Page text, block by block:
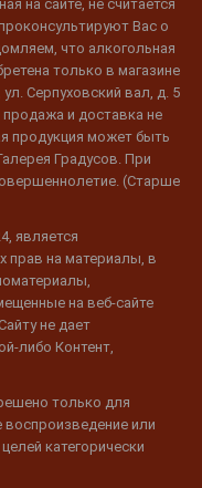
на сайте, не считается
Вас о
что алкогольная
только в магазине
Серпуховский вал, д. 5
продажа и доставка не
продукция может быть
Градусов. При
(Старше
является
прав на материалы, в
на веб-сайте
не дает
либо Контент,
только для
воспроизведение или
категорически